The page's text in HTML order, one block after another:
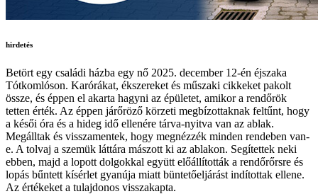
hirdetés
Betört egy családi házba egy nő 2025. december 12-én éjszaka
Tótkomlóson. Karórákat, ékszereket és műszaki cikkeket pakolt
össze, és éppen el akarta hagyni az épületet, amikor a rendőrök
tetten érték. Az éppen járőröző körzeti megbízottaknak feltűnt, hogy
a késői óra és a hideg idő ellenére tárva-nyitva van az ablak.
Megálltak és visszamentek, hogy megnézzék minden rendeben van-
e. A tolvaj a szemük láttára mászott ki az ablakon. Segítettek neki
ebben, majd a lopott dolgokkal együtt előállították a rendőrőrsre és
lopás bűntett kísérlet gyanúja miatt büntetőeljárást indítottak ellene.
Az értékeket a tulajdonos visszakapta.